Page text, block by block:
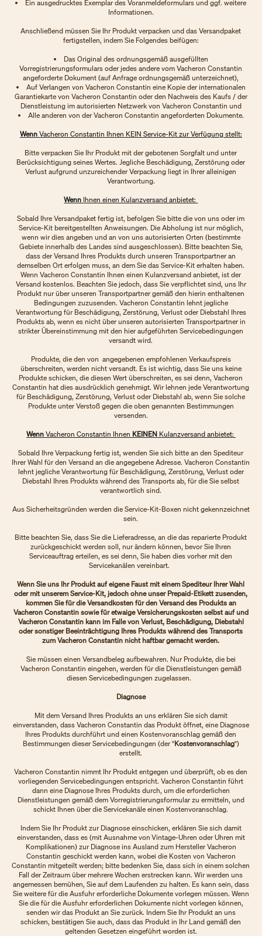
Ein ausgedrucktes Exemplar des Voranmeldeformulars und ggf. weitere
Informationen.
Anschließend müssen Sie Ihr Produkt verpacken und das Versandpaket
fertigstellen, indem Sie Folgendes beifügen:
Das Original des ordnungsgemäß ausgefüllten
Vorregistrierungsformulars oder jedes andere vom Vacheron Constantin
angeforderte Dokument (auf Anfrage ordnungsgemäß unterzeichnet),
Auf Verlangen von Vacheron Constantin eine Kopie der internationalen
Garantiekarte von Vacheron Constantin oder den Nachweis des Kaufs / der
Dienstleistung im autorisierten Netzwerk von Vacheron Constantin und
Alle anderen von der Vacheron Constantin angeforderten Dokumente.
Wenn Vacheron Constantin Ihnen KEIN Service-Kit zur Verfügung stellt:
Bitte verpacken Sie Ihr Produkt mit der gebotenen Sorgfalt und unter
Berücksichtigung seines Wertes. Jegliche Beschädigung, Zerstörung oder
Verlust aufgrund unzureichender Verpackung liegt in Ihrer alleinigen
Verantwortung.
Wenn Ihnen einen Kulanzversand anbietet:
Sobald Ihre Versandpaket fertig ist, befolgen Sie bitte die von uns oder im
Service-Kit bereitgestellten Anweisungen. Die Abholung ist nur möglich,
wenn wir dies angeben und an von uns autorisierten Orten (bestimmte
Gebiete innerhalb des Landes sind ausgeschlossen). Bitte beachten Sie,
dass der Versand Ihres Produkts durch unseren Transportpartner an
demselben Ort erfolgen muss, an dem Sie das Service-Kit erhalten haben.
Wenn Vacheron Constantin Ihnen einen Kulanzversand anbietet, ist der
Versand kostenlos. Beachten Sie jedoch, dass Sie verpflichtet sind, uns Ihr
Produkt nur über unseren Transportpartner gemäß den hierin enthaltenen
Bedingungen zuzusenden. Vacheron Constantin lehnt jegliche
Verantwortung für Beschädigung, Zerstörung, Verlust oder Diebstahl Ihres
Produkts ab, wenn es nicht über unseren autorisierten Transportpartner in
strikter Übereinstimmung mit den hier aufgeführten Servicebedingungen
versandt wird.
Produkte, die den von angegebenen empfohlenen Verkaufspreis
überschreiten, werden nicht versandt. Es ist wichtig, dass Sie uns keine
Produkte schicken, die diesen Wert überschreiten, es sei denn, Vacheron
Constantin hat dies ausdrücklich genehmigt. Wir lehnen jede Verantwortung
für Beschädigung, Zerstörung, Verlust oder Diebstahl ab, wenn Sie solche
Produkte unter Verstoß gegen die oben genannten Bestimmungen
versenden.
Wenn Vacheron Constantin Ihnen KEINEN Kulanzversand anbietet:
Sobald Ihre Verpackung fertig ist, wenden Sie sich bitte an den Spediteur
Ihrer Wahl für den Versand an die angegebene Adresse. Vacheron Constantin
lehnt jegliche Verantwortung für Beschädigung, Zerstörung, Verlust oder
Diebstahl Ihres Produkts während des Transports ab, für die Sie selbst
verantwortlich sind.
Aus Sicherheitsgründen werden die Service-Kit-Boxen nicht gekennzeichnet
sein.
Bitte beachten Sie, dass Sie die Lieferadresse, an die das reparierte Produkt
zurückgeschickt werden soll, nur ändern können, bevor Sie Ihren
Serviceauftrag erteilen, es sei denn, Sie haben dies vorher mit den
Servicekanälen vereinbart.
Wenn Sie uns Ihr Produkt auf eigene Faust mit einem Spediteur Ihrer Wahl
oder mit unserem Service-Kit, jedoch ohne unser Prepaid-Etikett zusenden,
kommen Sie für die Versandkosten für den Versand des Produkts an
Vacheron Constantin sowie für etwaige Versicherungskosten selbst auf und
Vacheron Constantin kann im Falle von Verlust, Beschädigung, Diebstahl
oder sonstiger Beeinträchtigung Ihres Produkts während des Transports
zum Vacheron Constantin nicht haftbar gemacht werden.
Sie müssen einen Versandbeleg aufbewahren. Nur Produkte, die bei
Vacheron Constantin eingehen, werden für die Dienstleistungen gemäß
diesen Servicebedingungen zugelassen.
Diagnose
Mit dem Versand Ihres Produkts an uns erklären Sie sich damit
einverstanden, dass Vacheron Constantin das Produkt öffnet, eine Diagnose
Ihres Produkts durchführt und einen Kostenvoranschlag gemäß den
Bestimmungen dieser Servicebedingungen (der "Kostenvoranschlag")
erstellt.
Vacheron Constantin nimmt Ihr Produkt entgegen und überprüft, ob es den
vorliegenden Servicebedingungen entspricht. Vacheron Constantin führt
dann eine Diagnose Ihres Produkts durch, um die erforderlichen
Dienstleistungen gemäß dem Vorregistrierungsformular zu ermitteln, und
schickt Ihnen über die Servicekanäle einen Kostenvoranschlag.
Indem Sie Ihr Produkt zur Diagnose einschicken, erklären Sie sich damit
einverstanden, dass es (mit Ausnahme von Vintage-Uhren oder Uhren mit
Komplikationen) zur Diagnose ins Ausland zum Hersteller Vacheron
Constantin geschickt werden kann, wobei die Kosten von Vacheron
Constantin mitgeteilt werden; bitte bedenken Sie, dass sich in einem solchen
Fall der Zeitraum über mehrere Wochen erstrecken kann. Wir werden uns
angemessen bemühen, Sie auf dem Laufenden zu halten. Es kann sein, dass
Sie weitere für die Ausfuhr erforderliche Dokumente vorlegen müssen. Wenn
Sie die für die Ausfuhr erforderlichen Dokumente nicht vorlegen können,
senden wir das Produkt an Sie zurück. Indem Sie Ihr Produkt an uns
schicken, bestätigen Sie auch, dass das Produkt in Ihr Land gemäß den
geltenden Gesetzen eingeführt worden ist.